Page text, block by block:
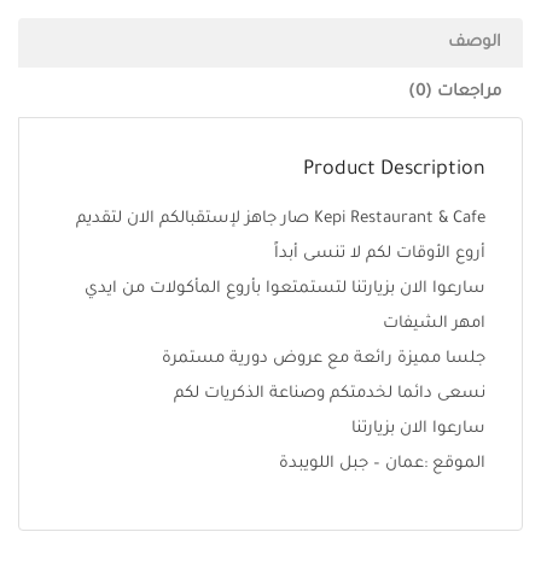
الوصف
مراجعات (0)
Product Description
Kepi Restaurant & Cafe صار جاهز لإستقبالكم الان لتقديم
أروع الأوقات لكم لا تنسى أبداً
سارعوا الان بزيارتنا لتستمتعوا بأروع المأكولات من ايدي
امهر الشيفات
جلسا مميزة رائعة مع عروض دورية مستمرة
نسعى دائما لخدمتكم وصناعة الذكريات لكم
سارعوا الان بزيارتنا
الموقع :عمان – جبل اللويبدة